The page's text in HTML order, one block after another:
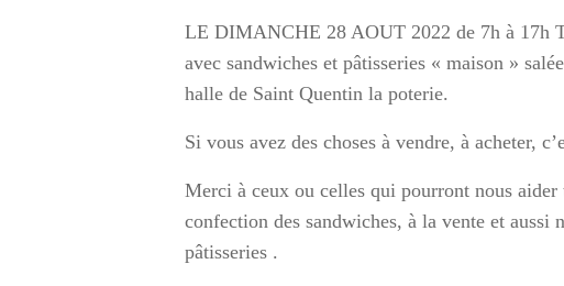
LE DIMANCHE 28 AOUT 2022 de 7h à 17h
avec sandwiches et pâtisseries « maison »
halle de Saint Quentin la poterie.
Si vous avez des choses à vendre, à acheter,
Merci à ceux ou celles qui pourront nous aider
confection des sandwiches, à la vente et aussi
pâtisseries .